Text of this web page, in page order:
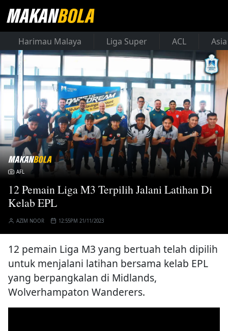
Harimau Malaya Liga Super ACL
AFL
12 Pemain Liga M3 Terpilih Jalani Latihan Di
Kelab EPL
AZIM NOOR 12:55PM 21/11/2023
12 pemain Liga M3 yang bertuah telah dipilih
untuk menjalani latihan bersama kelab EPL
yang berpangkalan di Midlands,
Wolverhampaton Wanderers.